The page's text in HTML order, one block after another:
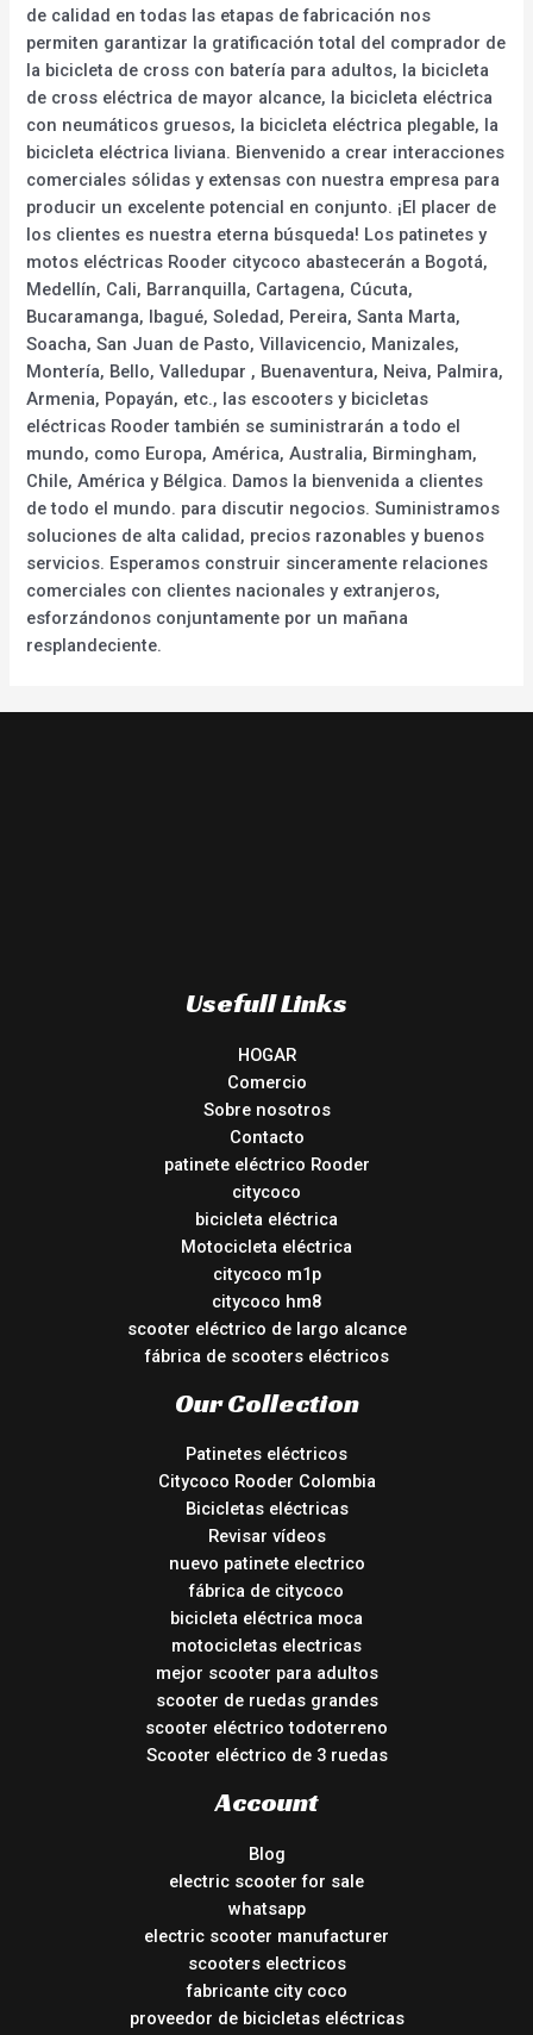
de calidad en todas las etapas de fabricación nos
permiten garantizar la gratificación total del comprador de
la bicicleta de cross con batería para adultos, la bicicleta
de cross eléctrica de mayor alcance, la bicicleta eléctrica
con neumáticos gruesos, la bicicleta eléctrica plegable, la
bicicleta eléctrica liviana. Bienvenido a crear interacciones
comerciales sólidas y extensas con nuestra empresa para
producir un excelente potencial en conjunto. ¡El placer de
los clientes es nuestra eterna búsqueda! Los patinetes y
motos eléctricas Rooder citycoco abastecerán a Bogotá,
Medellín, Cali, Barranquilla, Cartagena, Cúcuta,
Bucaramanga, Ibagué, Soledad, Pereira, Santa Marta,
Soacha, San Juan de Pasto, Villavicencio, Manizales,
Montería, Bello, Valledupar , Buenaventura, Neiva, Palmira,
Armenia, Popayán, etc., las escooters y bicicletas
eléctricas Rooder también se suministrarán a todo el
mundo, como Europa, América, Australia, Birmingham,
Chile, América y Bélgica. Damos la bienvenida a clientes
de todo el mundo. para discutir negocios. Suministramos
soluciones de alta calidad, precios razonables y buenos
servicios. Esperamos construir sinceramente relaciones
comerciales con clientes nacionales y extranjeros,
esforzándonos conjuntamente por un mañana
resplandeciente.
Usefull Links
HOGAR
Comercio
Sobre nosotros
Contacto
patinete eléctrico Rooder
citycoco
bicicleta eléctrica
Motocicleta eléctrica
citycoco m1p
citycoco hm8
scooter eléctrico de largo alcance
fábrica de scooters eléctricos
Our Collection
Patinetes eléctricos
Citycoco Rooder Colombia
Bicicletas eléctricas
Revisar vídeos
nuevo patinete electrico
fábrica de citycoco
bicicleta eléctrica moca
motocicletas electricas
mejor scooter para adultos
scooter de ruedas grandes
scooter eléctrico todoterreno
Scooter eléctrico de 3 ruedas
Account
Blog
electric scooter for sale
whatsapp
electric scooter manufacturer
scooters electricos
fabricante city coco
proveedor de bicicletas eléctricas